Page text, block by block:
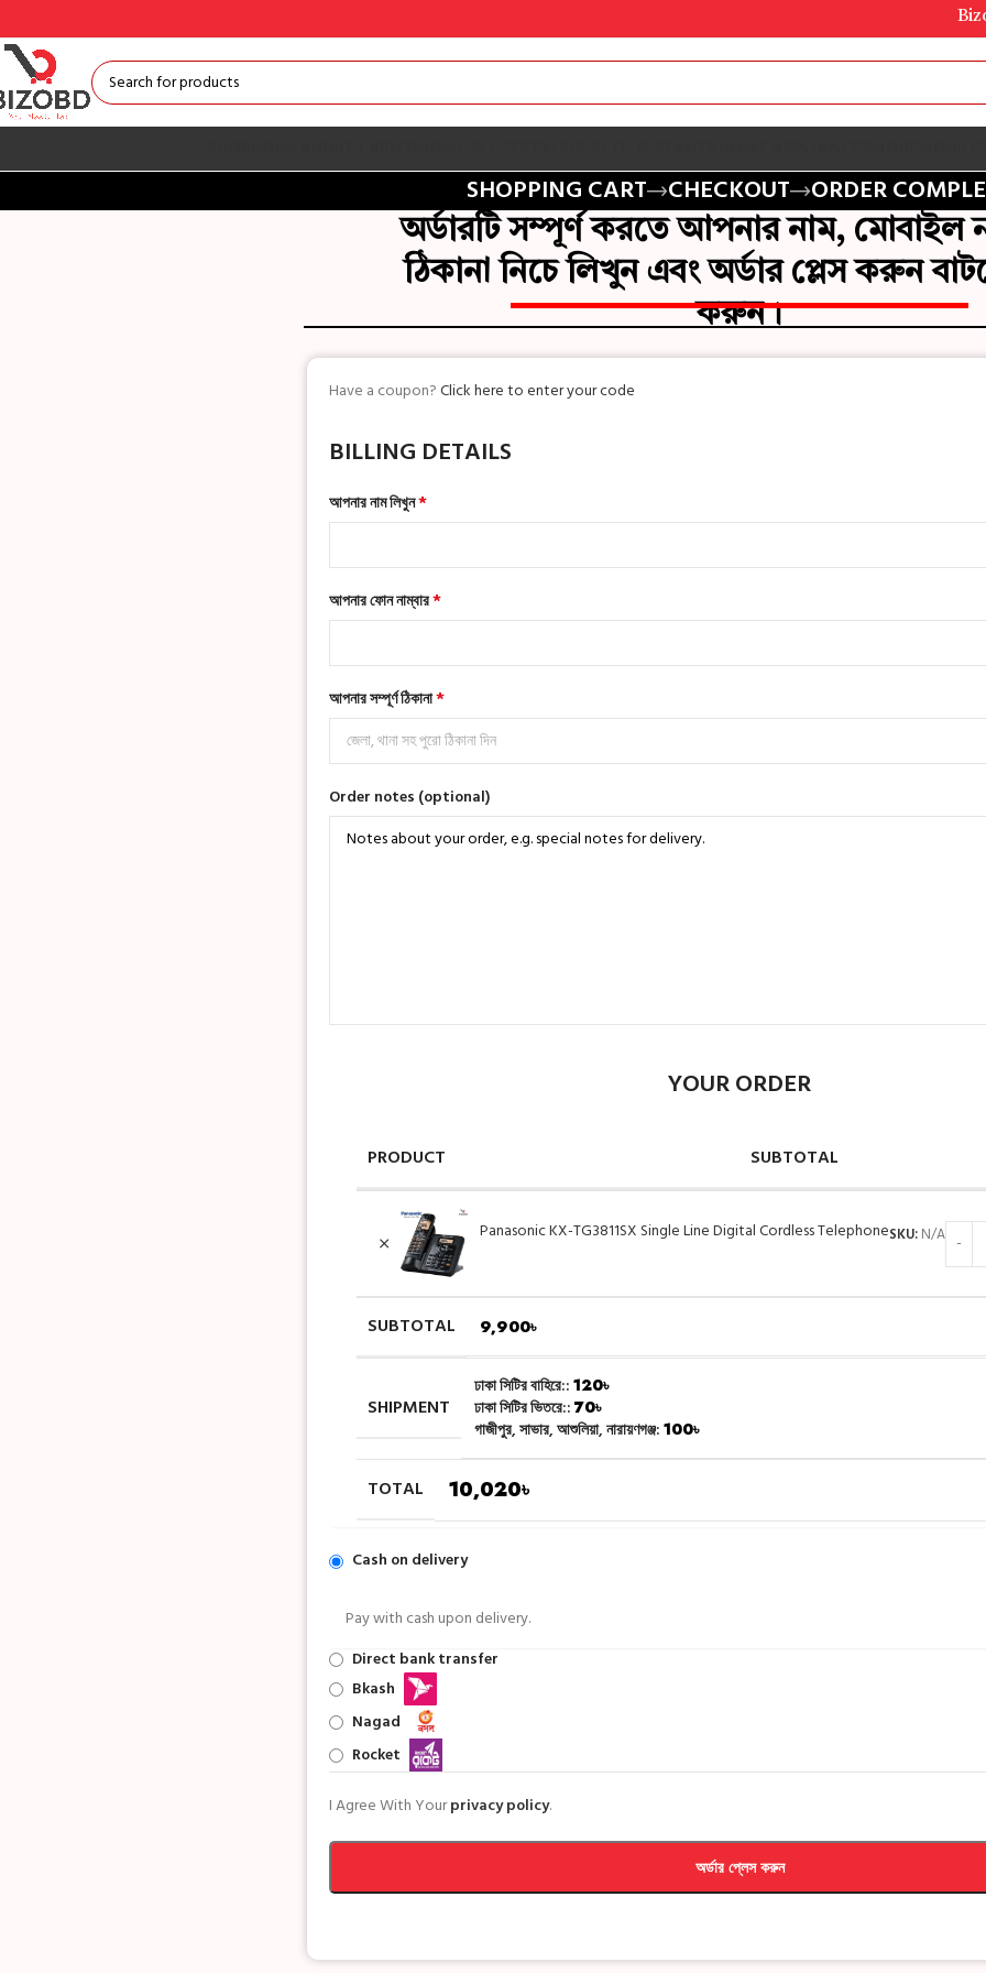
SHOPPING CART CHECKOUT ORDER
অর্ডারটি সম্পূর্ণ করতে আপনার নাম, মোবাইল
ঠিকানা নিচে লিখুন এবং অর্ডার প্লেস করুন
করুন।
Have a coupon?Click here to enter your code
BILLING DETAILS
আপনার নাম লিখুন*
আপনার ফোন নাম্বার*
আপনার সম্পূর্ণ ঠিকানা*
Order notes (optional)
YOUR ORDER
PRODUCT SUBTOTAL
Panasonic KX-TG3811SX Single Line Digital Cordless TelephoneSKU: N/A
SUBTOTAL 9,900৳
SHIPMENT
ঢাকা সিটির বাহিরে:: 120৳
ঢাকা সিটির ভিতরে:: 70৳
গাজীপুর, সাভার, আশুলিয়া, নারায়ণগঞ্জ: 100৳
TOTAL 10,020৳
Cash on delivery
Pay with cash upon delivery.
Direct bank transfer
Bkash
Nagad
Rocket
I Agree With Yourprivacy policy.
অর্ডার প্লেস করুন